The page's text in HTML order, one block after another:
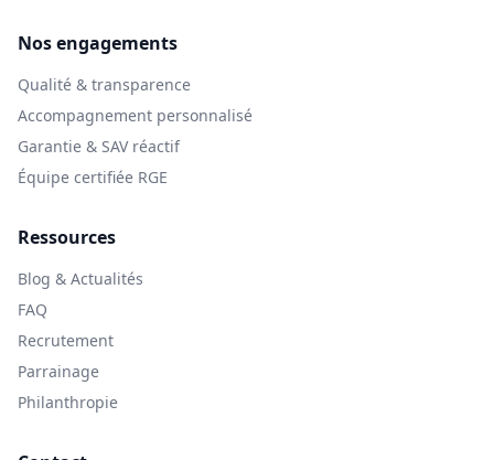
Nos engagements
Qualité & transparence
Accompagnement personnalisé
Garantie & SAV réactif
Équipe certifiée RGE
Ressources
Blog & Actualités
FAQ
Recrutement
Parrainage
Philanthropie